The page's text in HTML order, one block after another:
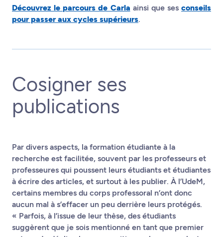
Découvrez le parcours de Carla ainsi que ses conseils
pour passer aux cycles supérieurs.
Cosigner ses
publications
Par divers aspects, la formation étudiante à la
recherche est facilitée, souvent par les professeurs et
professeures qui poussent leurs étudiants et étudiantes
à écrire des articles, et surtout à les publier. À l’UdeM,
certains membres du corps professoral n’ont donc
aucun mal à s’effacer un peu derrière leurs protégés.
« Parfois, à l’issue de leur thèse, des étudiants
suggèrent que je sois mentionné en tant que premier